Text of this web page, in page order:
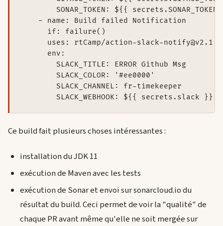
SONAR_TOKEN: ${{
    - name: Build failed Notification
      if: failure()
      uses: rtCamp/action-slack-notify@v2.1.0
      env:
        SLACK_TITLE: ERROR Github Msg
        SLACK_COLOR: '#ee0000'
        SLACK_CHANNEL: fr-timekeeper
        SLACK_WEBHOOK: ${{ secrets.slack }}
Ce build fait plusieurs choses intéressantes :
installation du JDK 11
exécution de Maven avec les tests
exécution de Sonar et envoi sur sonarcloud.io du
résultat du build. Ceci permet de voir la "qualité" de
chaque PR avant même qu'elle ne soit mergée sur